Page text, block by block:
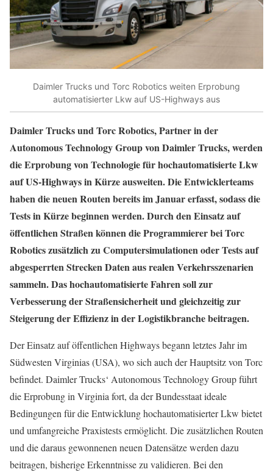
Daimler Trucks und Torc Robotics weiten Erprobung
automatisierter Lkw auf US-Highways aus
Daimler Trucks und Torc Robotics, Partner in der
Autonomous Technology Group von Daimler Trucks, werden
die Erprobung von Technologie für hochautomatisierte Lkw
auf US-Highways in Kürze ausweiten. Die Entwicklerteams
haben die neuen Routen bereits im Januar erfasst, sodass die
Tests in Kürze beginnen werden. Durch den Einsatz auf
öffentlichen Straßen können die Programmierer bei Torc
Robotics zusätzlich zu Computersimulationen oder Tests auf
abgesperrten Strecken Daten aus realen Verkehrsszenarien
sammeln. Das hochautomatisierte Fahren soll zur
Verbesserung der Straßensicherheit und gleichzeitig zur
Steigerung der Effizienz in der Logistikbranche beitragen.
Der Einsatz auf öffentlichen Highways begann letztes Jahr im
Südwesten Virginias (USA), wo sich auch der Hauptsitz von Torc
befindet. Daimler Trucks‘ Autonomous Technology Group führt
die Erprobung in Virginia fort, da der Bundesstaat ideale
Bedingungen für die Entwicklung hochautomatisierter Lkw bietet
und umfangreiche Praxistests ermöglicht. Die zusätzlichen Routen
und die daraus gewonnenen neuen Datensätze werden dazu
beitragen, bisherige Erkenntnisse zu validieren. Bei den